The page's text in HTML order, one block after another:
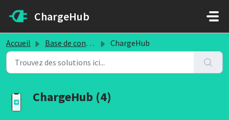
ChargeHub
Accueil Base de connaissances ChargeHub
ChargeHub (4)